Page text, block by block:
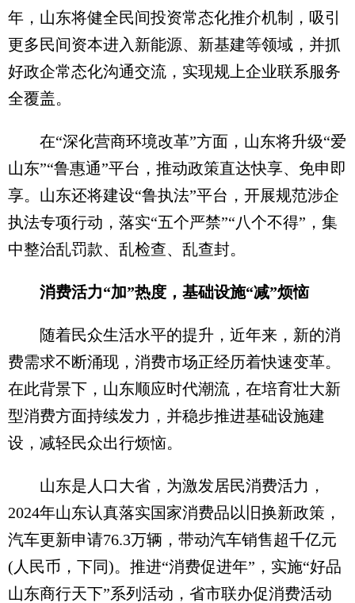
年，山东将健全民间投资常态化推介机制，吸引
更多民间资本进入新能源、新基建等领域，并抓
好政企常态化沟通交流，实现规上企业联系服务
全覆盖。
在“深化营商环境改革”方面，山东将升级“爱
山东”“鲁惠通”平台，推动政策直达快享、免申即
享。山东还将建设“鲁执法”平台，开展规范涉企
执法专项行动，落实“五个严禁”“八个不得”，集
中整治乱罚款、乱检查、乱查封。
消费活力“加”热度，基础设施“减”烦恼
随着民众生活水平的提升，近年来，新的消
费需求不断涌现，消费市场正经历着快速变革。
在此背景下，山东顺应时代潮流，在培育壮大新
型消费方面持续发力，并稳步推进基础设施建
设，减轻民众出行烦恼。
山东是人口大省，为激发居民消费活力，
2024年山东认真落实国家消费品以旧换新政策，
汽车更新申请76.3万辆，带动汽车销售超千亿元
(人民币，下同)。推进“消费促进年”，实施“好品
山东商行天下”系列活动，省市联办促消费活动